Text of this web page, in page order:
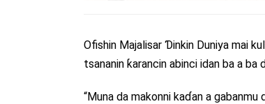
Ofishin Majalisar Ɗinkin Duniya mai
tsananin ƙarancin abinci idan ba a
“Muna da makonni kaɗan a gabanmu